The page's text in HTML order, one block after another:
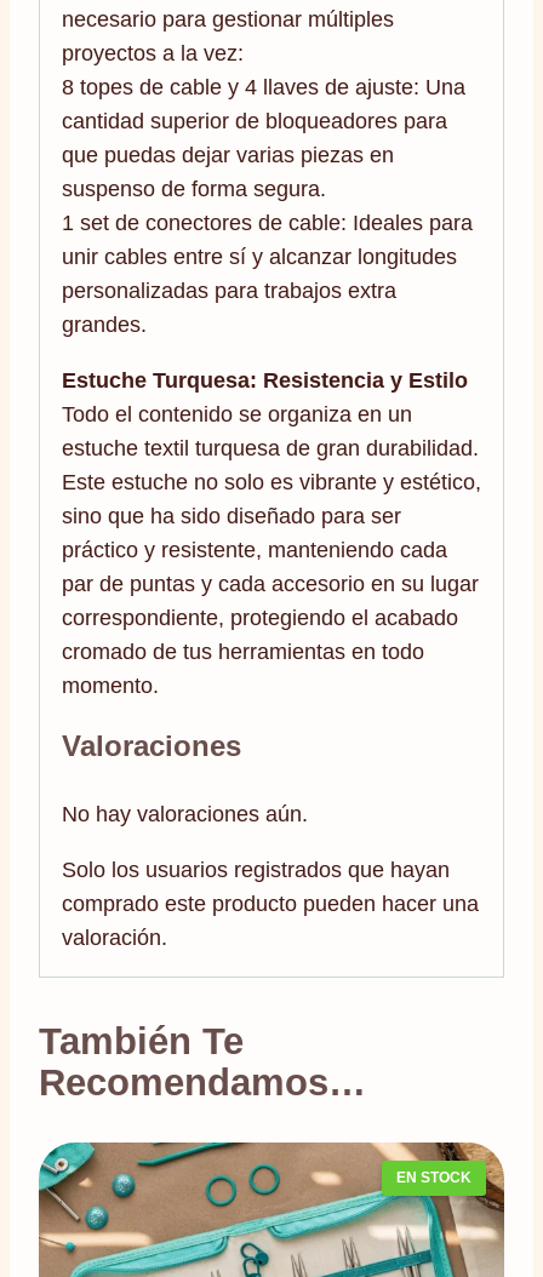
necesario para gestionar múltiples
proyectos a la vez:
8 topes de cable y 4 llaves de ajuste: Una
cantidad superior de bloqueadores para
que puedas dejar varias piezas en
suspenso de forma segura.
1 set de conectores de cable: Ideales para
unir cables entre sí y alcanzar longitudes
personalizadas para trabajos extra
grandes.
Estuche Turquesa: Resistencia y Estilo
Todo el contenido se organiza en un
estuche textil turquesa de gran durabilidad.
Este estuche no solo es vibrante y estético,
sino que ha sido diseñado para ser
práctico y resistente, manteniendo cada
par de puntas y cada accesorio en su lugar
correspondiente, protegiendo el acabado
cromado de tus herramientas en todo
momento.
Valoraciones
No hay valoraciones aún.
Solo los usuarios registrados que hayan
comprado este producto pueden hacer una
valoración.
También Te
Recomendamos…
EN STOCK